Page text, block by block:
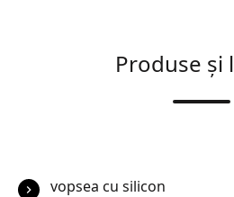
Produse și
vopsea cu silicon